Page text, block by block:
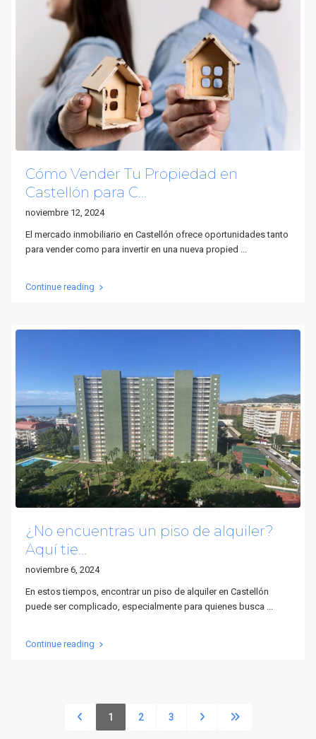
Cómo Vender Tu Propiedad en
Castellón para C...
noviembre 12, 2024
El mercado inmobiliario en Castellón ofrece oportunidades tanto
para vender como para invertir en una nueva propied
Continue reading
¿No encuentras un piso de alquiler?
Aquí tie...
noviembre 6, 2024
En estos tiempos, encontrar un piso de alquiler en Castellón
puede ser complicado, especialmente para quienes busca
Continue reading
1 2 3